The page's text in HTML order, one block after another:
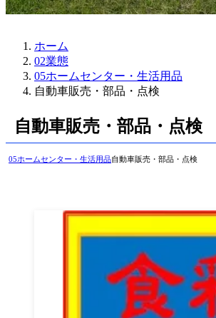
ホーム
02業態
05ホームセンター・生活用品
自動車販売・部品・点検
自動車販売・部品・点検
05ホームセンター・生活用品自動車販売・部品・点検